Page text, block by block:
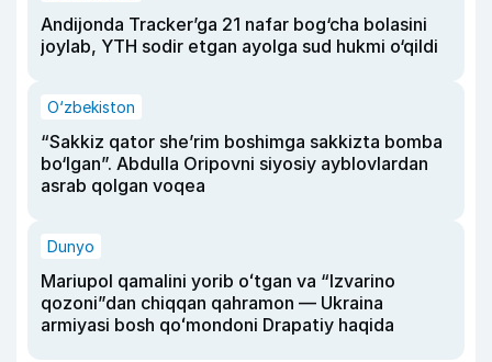
Andijonda Tracker’ga 21 nafar bog‘cha bolasini
joylab, YTH sodir etgan ayolga sud hukmi o‘qildi
O‘zbekiston
“Sakkiz qator she’rim boshimga sakkizta bomba
bo‘lgan”. Abdulla Oripovni siyosiy ayblovlardan
asrab qolgan voqea
Dunyo
Mariupol qamalini yorib oʻtgan va “Izvarino
qozoni”dan chiqqan qahramon — Ukraina
armiyasi bosh qoʻmondoni Drapatiy haqida